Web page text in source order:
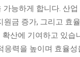
능하게 합니다. 산
금 증가, 그리고 효
산에 기여하고 있습
력을 높이며 효율